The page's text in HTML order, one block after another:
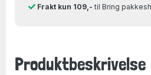
Frakt kun 109,- til Bring
Produktbeskrivelse